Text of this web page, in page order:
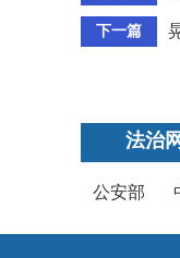
下一篇
法治
公安部